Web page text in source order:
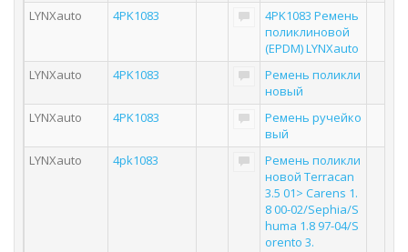
LYNXauto
4PK1083
4PK1083 Ремень
поликлиновой
(EPDM) LYNXauto
LYNXauto
4PK1083
Ремень поликли
новый
LYNXauto
4PK1083
Ремень ручейко
вый
LYNXauto
4pk1083
Ремень поликли
новой Terracan
3.5 01> Carens 1.
8 00-02/Sephia/S
huma 1.8 97-04/S
orento 3.